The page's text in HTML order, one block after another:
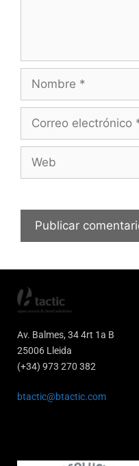
Av. Balmes, 34 4rt 1a B
25006 Lleida
(+34) 973 270 382
btactic@btactic.com